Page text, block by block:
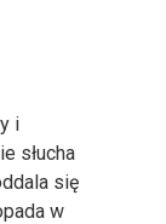
i
słucha
się
w